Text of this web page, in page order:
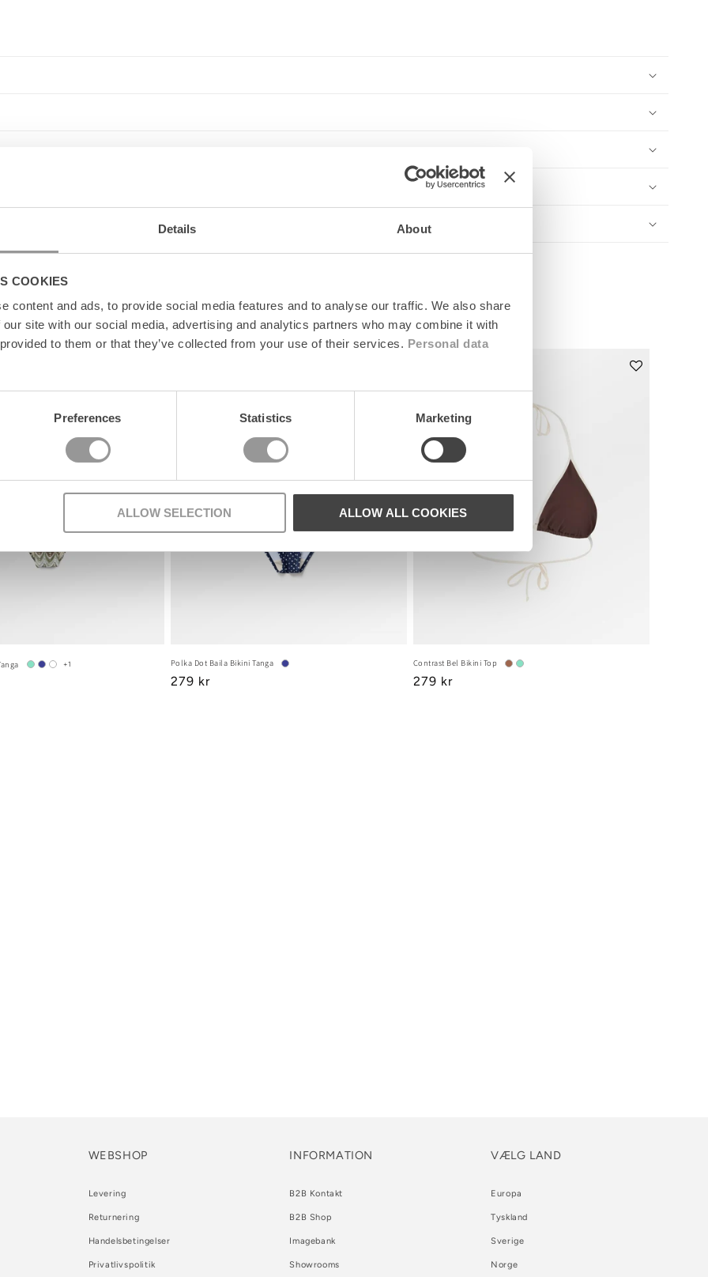
Details About
COOKIES
content and ads, to provide social media features and to analyse our traffic. We also share
site with our social media, advertising and analytics partners who may combine it with
to them or that they’ve collected from your use of their services. Personal data
Preferences Statistics Marketing
ALLOW SELECTION ALLOW ALL COOKIES
+1 Polka Dot Baila Bikini Tanga
Regular
279 kr
Contrast Bel Bikini Top
Regular
279 kr
WEBSHOP
Levering
Returnering
Handelsbetingelser
Privatlivspolitik
INFORMATION
B2B Kontakt
B2B Shop
Imagebank
Showrooms
VÆLG LAND
Europa
Tyskland
Sverige
Norge